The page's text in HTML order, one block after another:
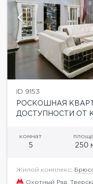
ID 9153
РОСКОШНАЯ
ДОСТУПНОСТИ ОТ
комнат
5 250
Жилой комплекс:
Охотный Ряд